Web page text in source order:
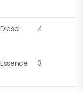
Diesel 4
Essence 3